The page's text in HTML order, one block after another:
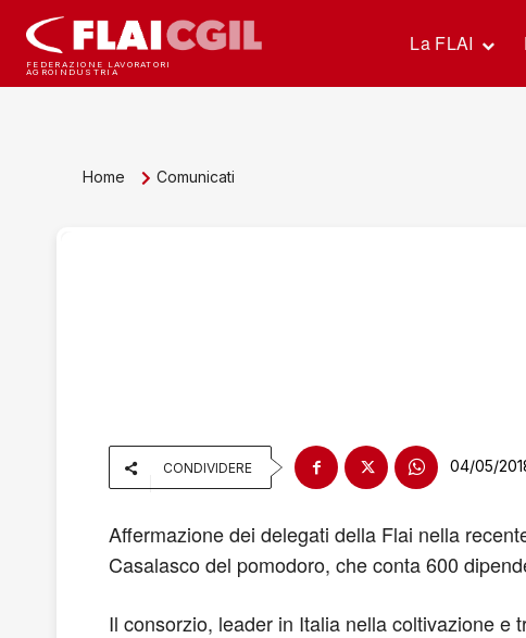
FEDERAZIONE LAVORATORI
AGROINDUSTRIA
La FLAI
Home Comunicati
CONDIVIDERE 04/05/
Affermazione dei delegati della Flai nella
Casalasco del pomodoro, che conta 600
Il consorzio, leader in Italia nella coltivazione e